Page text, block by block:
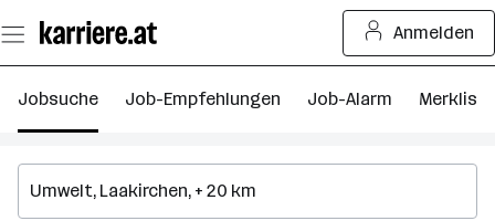
Seiteninhalt
springen
Anmelden
Jobsuche Job-Empfehlungen Job-Alarm Merkliste